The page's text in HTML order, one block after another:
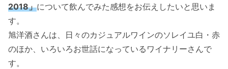
2018」について飲んでみた感想をお伝えしたいと思いま
す。
旭洋酒さんは、日々のカジュアルワインのソレイユ白・赤
のほか、いろいろお世話になっているワイナリーさんで
す。